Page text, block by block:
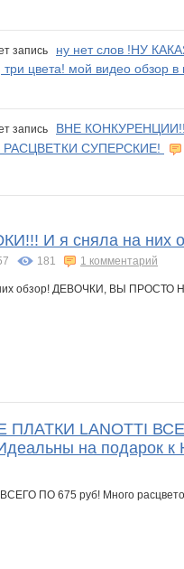
запись ну нет слов !НУ
цвета! мой видео обзор в
запись ВНЕ КОНКУРЕНЦИИ!!!
РАСЦВЕТКИ СУПЕРСКИЕ!
И я сняла на
181 1 комментарий
LANOTTI
на подарок к